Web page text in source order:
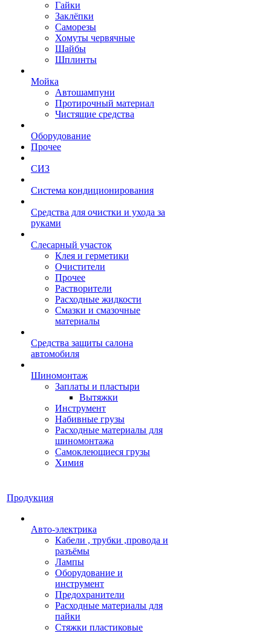
Гайки
Заклёпки
Саморезы
Хомуты червячные
Шайбы
Шплинты
Мойка
Автошампуни
Протирочный материал
Чистящие средства
Оборудование
Прочее
СИЗ
Система кондиционирования
Средства для очистки и ухода за
руками
Слесарный участок
Клея и герметики
Очистители
Прочее
Растворители
Расходные жидкости
Смазки и смазочные
материалы
Средства защиты салона
автомобиля
Шиномонтаж
Заплаты и пластыри
Вытяжки
Инструмент
Набивные грузы
Расходные материалы для
шиномонтажа
Самоклеющиеся грузы
Химия
Продукция
Авто-электрика
Кабели , трубки ,провода и
разъёмы
Лампы
Оборудование и
инструмент
Предохранители
Расходные материалы для
пайки
Стяжки пластиковые